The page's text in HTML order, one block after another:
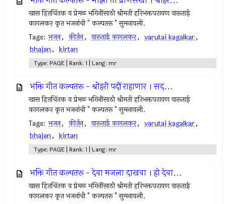
खास हितचिंतक व प्रेमळ भगिनींसाठी श्रीमती हरिभक्तपरायण वारूताई
कागलकर कृत भजनांची " कल्पतरू " सुमनावली.
Tags: भजन, कीर्तन, वारूताई कागलकर, varutai kagalkar,
bhajan, kirtan
Type: PAGE | Rank: 1 | Lang: mr
भक्ति गीत कल्पतरू - श्रीहरी पदीं राहाणार । सद...
खास हितचिंतक व प्रेमळ भगिनींसाठी श्रीमती हरिभक्तपरायण वारूताई
कागलकर कृत भजनांची " कल्पतरू " सुमनावली.
Tags: भजन, कीर्तन, वारूताई कागलकर, varutai kagalkar,
bhajan, kirtan
Type: PAGE | Rank: 1 | Lang: mr
भक्ति गीत कल्पतरू - देवा मजला दाखवा । हो देवा...
खास हितचिंतक व प्रेमळ भगिनींसाठी श्रीमती हरिभक्तपरायण वारूताई
कागलकर कृत भजनांची " कल्पतरू " सुमनावली.